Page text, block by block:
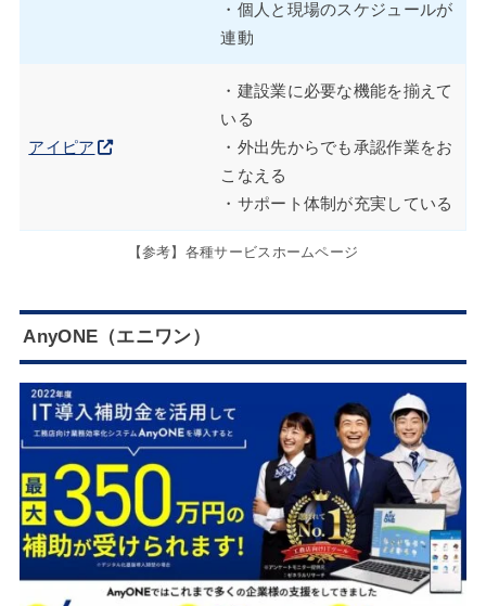
・個人と現場のスケジュールが
連動
アイピア
・建設業に必要な機能を揃えて
いる
・外出先からでも承認作業をお
こなえる
・サポート体制が充実している
【参考】各種サービスホームページ
AnyONE（エニワン）